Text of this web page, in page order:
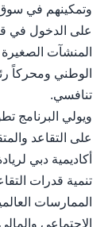
وتمكينهم في سوق
على الدخول في
المنشآت
الوطني ومحركاً
تنافسي.
ويولي البرنامج
على التقاعد
أكاديمية دبي
تنمية قدرات
الممارسات
الاجتماعي